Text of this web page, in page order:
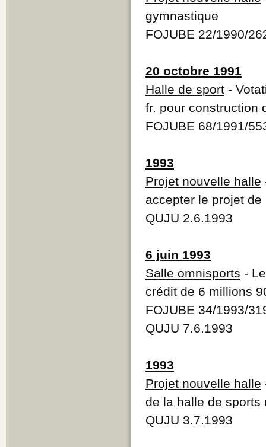
gymnastique
FOJUBE 22/1990/
20 octobre 1991
Halle de sport -
fr. pour construction
FOJUBE 68/1991/
1993
Projet nouvelle halle
accepter le projet
QUJU 2.6.1993
6 juin 1993
Salle omnisports -
crédit de 6 millions
FOJUBE 34/1993/
QUJU 7.6.1993
1993
Projet nouvelle halle
de la halle de sports
QUJU 3.7.1993